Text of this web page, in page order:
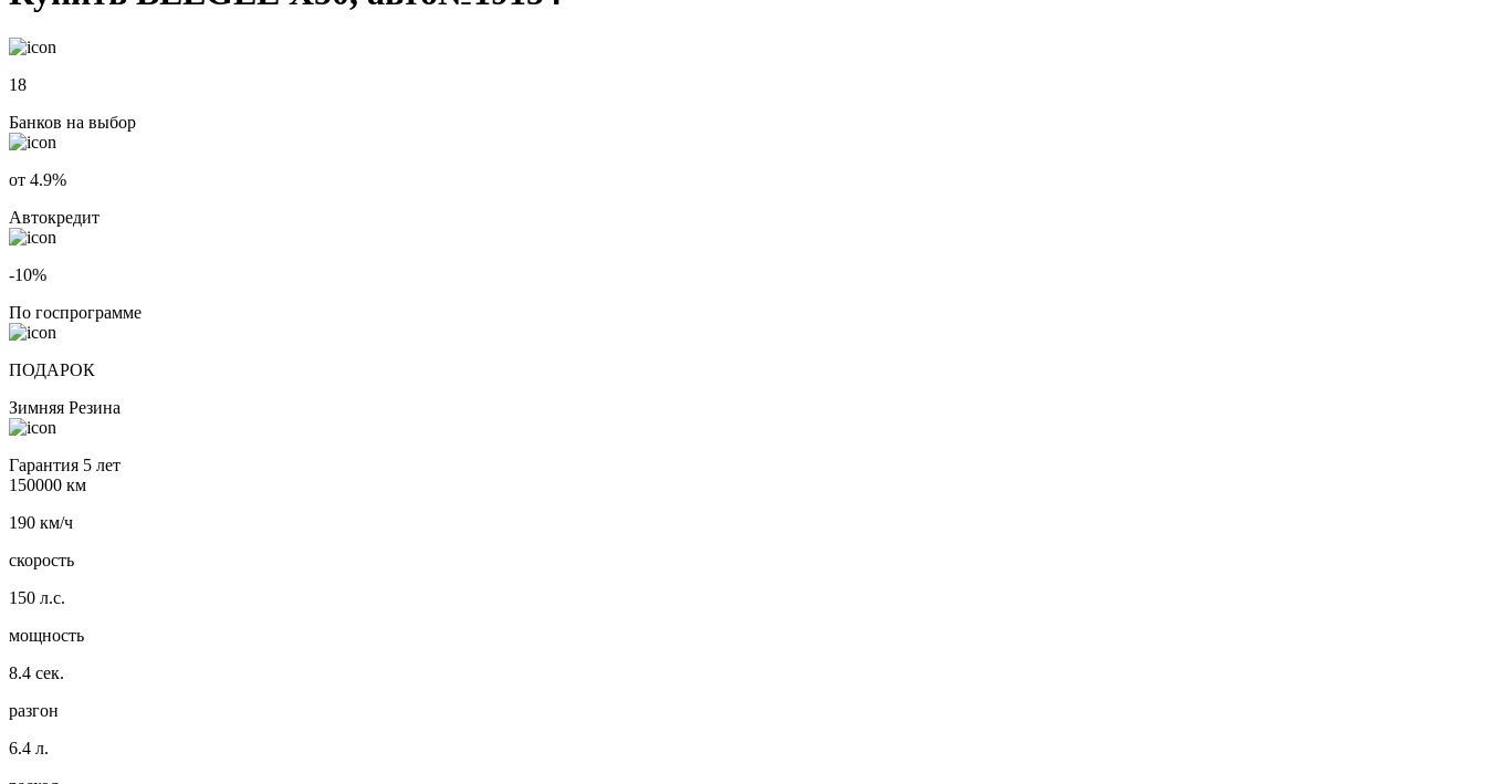
18
Банков на выбор
от 4.9%
Автокредит
-10%
По госпрограмме
ПОДАРОК
Зимняя Резина
Гарантия 5 лет
150000 км
190 км/ч
скорость
150 л.с.
мощность
8.4 сек.
разгон
6.4 л.